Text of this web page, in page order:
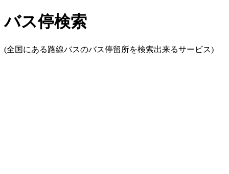
バス停検索
(全国にある路線バスのバス停留所を検索出来るサービス)